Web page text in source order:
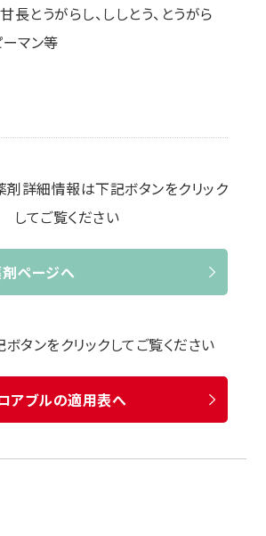
長とうがらし、ししとう、とうがら
ーマン等
詳細情報は下記ボタンをクリック
してご覧ください
ページへ
タンをクリックしてご覧ください
アブルの適用表へ